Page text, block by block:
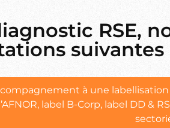
RSE,
suivantes
à une labellisation
label B-Corp, label DD &